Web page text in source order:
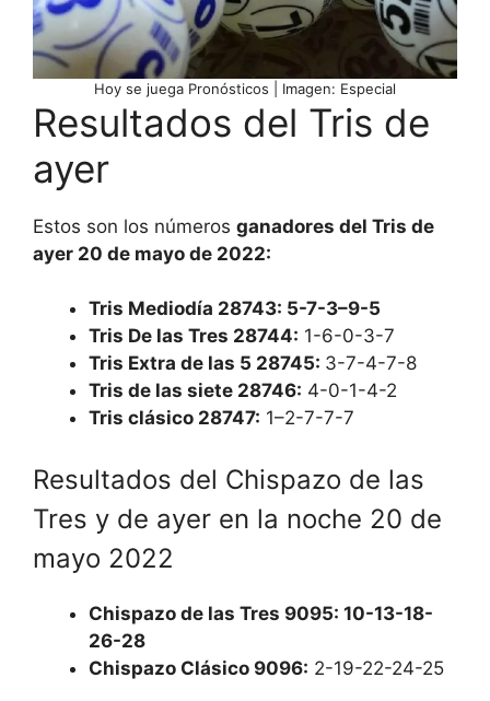
Hoy se juega Pronósticos | Imagen: Especial
Resultados del Tris de
ayer
Estos son los números ganadores del Tris de
ayer 20 de mayo de 2022:
Tris Mediodía 28743: 5-7-3–9-5
Tris De las Tres 28744: 1-6-0-3-7
Tris Extra de las 5 28745: 3-7-4-7-8
Tris de las siete 28746: 4-0-1-4-2
Tris clásico 28747: 1–2-7-7-7
Resultados del Chispazo de las
Tres y de ayer en la noche 20 de
mayo 2022
Chispazo de las Tres 9095: 10-13-18-
26-28
Chispazo Clásico 9096: 2-19-22-24-25